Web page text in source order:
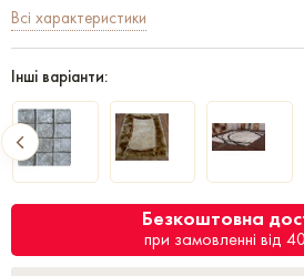
Всі характеристики
Інші варіанти:
Безкоштовна
при замовленні від